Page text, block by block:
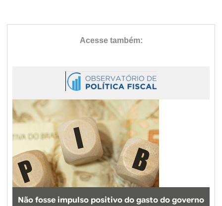
Não fosse impulso positivo do gasto do governo